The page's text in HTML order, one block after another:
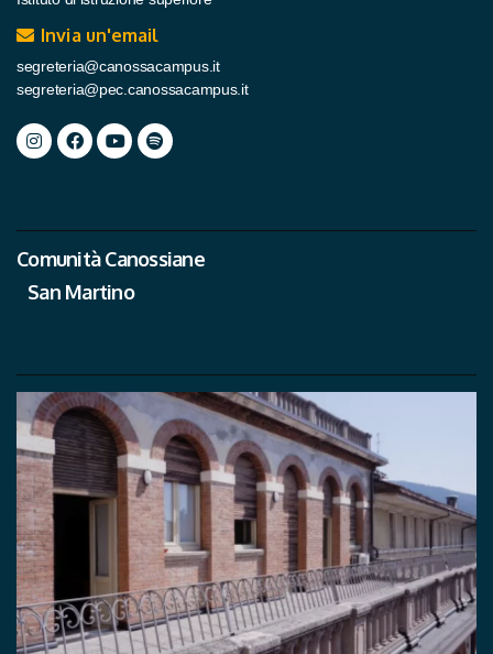
Invia un'email
segreteria@canossacampus.it
segreteria@pec.canossacampus.it
Comunità Canossiane
San Martino